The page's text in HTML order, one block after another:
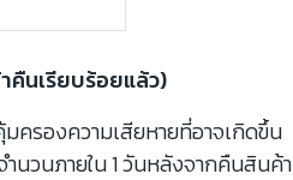
คืนเรียบร้อยแล้ว)
ครองความเสียหายที่อาจเกิดขึ้น
นวนภายใน 1 วันหลังจากคืนสินค้า